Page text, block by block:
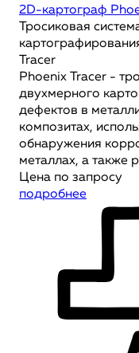
2D-картограф
Тросиковая
Tracer
Phoenix Tracer -
двухмерного
дефектов в
композитах,
обнаружения
металлах, а также
Цена по запросу
подробнее